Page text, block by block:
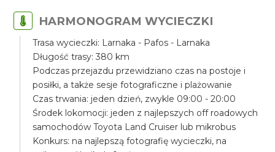
HARMONOGRAM WYCIECZKI
Trasa wycieczki: Larnaka - Pafos - Larnaka
Długość trasy: 380 km
Podczas przejazdu przewidziano czas na postoje i
posiłki, a także sesje fotograficzne i plażowanie
Czas trwania: jeden dzień, zwykle 09:00 - 20:00
Środek lokomocji: jeden z najlepszych off roadowych
samochodów Toyota Land Cruiser lub mikrobus
Konkurs: na najlepszą fotografię wycieczki, na